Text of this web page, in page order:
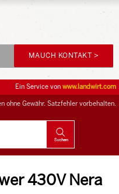
MAUCH KONTAKT >
ohne Gewähr. Satzfehler vorbehalten.
Ein Service von www.landwirt.com
430V Nera